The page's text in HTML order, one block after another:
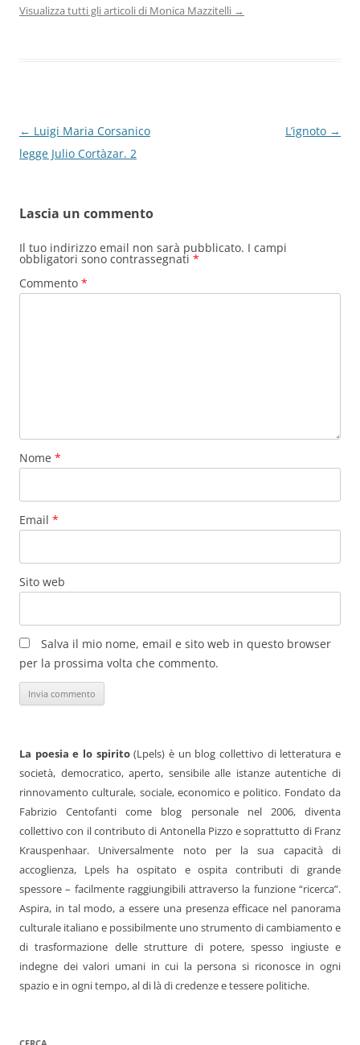
Visualizza tutti gli articoli di Monica Mazzitelli →
Navigazione
articolo
← Luigi Maria Corsanico
legge Julio Cortàzar. 2
L’ignoto →
Lascia un commento
Il tuo indirizzo email non sarà pubblicato. I campi
obbligatori sono contrassegnati *
Commento *
Nome *
Email *
Sito web
Salva il mio nome, email e sito web in questo browser
per la prossima volta che commento.
La poesia e lo spirito(Lpels) è un blog collettivo di letteratura e
società, democratico, aperto, sensibile alle istanze autentiche di
rinnovamento culturale, sociale, economico e politico. Fondato da
Fabrizio Centofanti come blog personale nel 2006, diventa
collettivo con il contributo di Antonella Pizzo e soprattutto di Franz
Krauspenhaar. Universalmente noto per la sua capacità di
accoglienza, Lpels ha ospitato e ospita contributi di grande
spessore – facilmente raggiungibili attraverso la funzione “ricerca”.
Aspira, in tal modo, a essere una presenza efficace nel panorama
culturale italiano e possibilmente uno strumento di cambiamento e
di trasformazione delle strutture di potere, spesso ingiuste e
indegne dei valori umani in cui la persona si riconosce in ogni
spazio e in ogni tempo, al di là di credenze e tessere politiche.